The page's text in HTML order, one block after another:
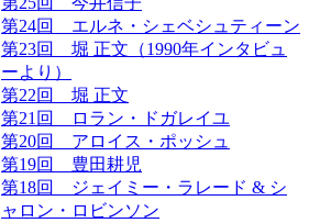
第24回 エルネ・シェベシュティーン
第23回 堀 正文（1990年インタビュ
ーより）
第22回 堀 正文
第21回 ロラン・ドガレイユ
第20回 アロイス・ポッシュ
第19回 豊田耕児
第18回 ジェイミー・ラレード & シ
ャロン・ロビンソン